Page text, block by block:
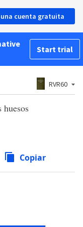
una cuenta gratuita
Start trial
RVR60
Copiar